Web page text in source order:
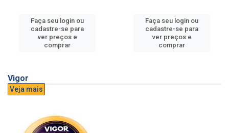
Faça seu login ou
cadastre-se para
ver preços e
comprar
Faça seu login ou
cadastre-se para
ver preços e
comprar
Vigor
Veja mais